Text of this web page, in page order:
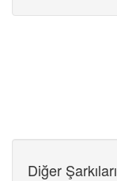
Diğer Şarkıları